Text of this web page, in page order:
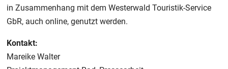
in Zusammenhang mit dem Westerwald Touristik-Service
GbR, auch online, genutzt werden.
Kontakt:
Mareike Walter